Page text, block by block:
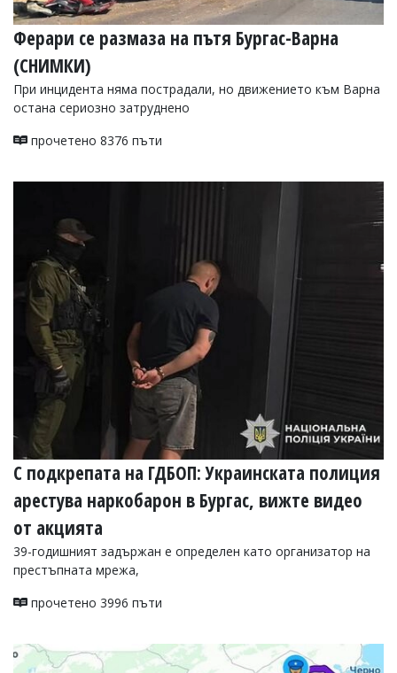
Ферари се размаза на пътя Бургас-Варна
(СНИМКИ)
При инцидента няма пострадали, но движението към Варна
остана сериозно затруднено
прочетено 8376 пъти
С подкрепата на ГДБОП: Украинската полиция
арестува наркобарон в Бургас, вижте видео
от акцията
39-годишният задържан е определен като организатор на
престъпната мрежа,
прочетено 3996 пъти